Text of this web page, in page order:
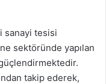
sanayi tesisi
sektöründe yapılan
güçlendirmektedir.
takip ederek,